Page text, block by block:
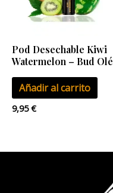
Pod Desechable Kiwi
Watermelon – Bud Olé
Añadir al carrito
9,95€